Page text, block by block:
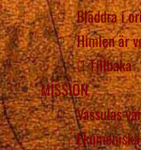
Bläddra i
Himlen är
Tillbaka
MISSION
Vassulas